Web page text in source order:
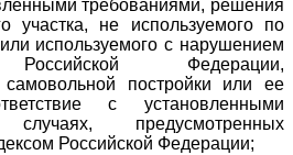
требованиями, решения
участка, не используемого по
используемого с нарушением
Российской Федерации,
постройки или ее
с установленными
предусмотренных
Российской Федерации;